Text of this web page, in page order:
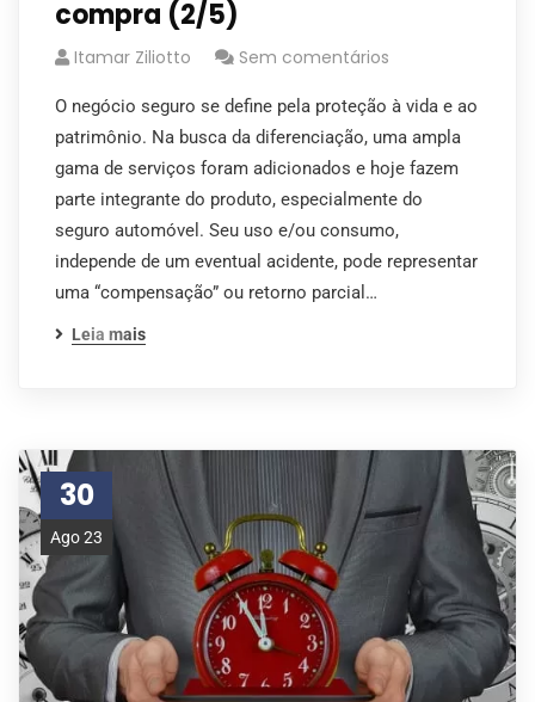
compra (2/5)
Itamar Ziliotto Sem comentários
O negócio seguro se define pela proteção à vida e ao
patrimônio. Na busca da diferenciação, uma ampla
gama de serviços foram adicionados e hoje fazem
parte integrante do produto, especialmente do
seguro automóvel. Seu uso e/ou consumo,
independe de um eventual acidente, pode representar
uma “compensação” ou retorno parcial…
Leia mais
30
Ago 23